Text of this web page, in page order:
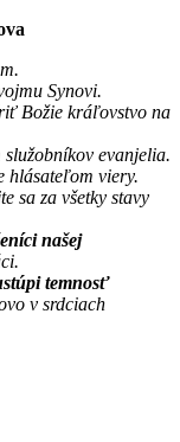
Synovi.
Božie kráľovstvo na
služobníkov evanjelia.
hlásateľom viery.
sa za všetky stavy
našej
temnosť
v srdciach